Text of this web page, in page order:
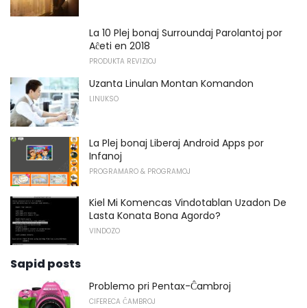
La 10 Plej bonaj Surroundaj Parolantoj por
Aĉeti en 2018
PRODUKTA REVIZIOJ
Uzanta Linulan Montan Komandon
LINUKSO
La Plej bonaj Liberaj Android Apps por
Infanoj
PROGRAMARO & PROGRAMOJ
Kiel Mi Komencas Vindotablan Uzadon De
Lasta Konata Bona Agordo?
VINDOZO
Sapid posts
Problemo pri Pentax-Ĉambroj
CIFERECA ĈAMBROJ